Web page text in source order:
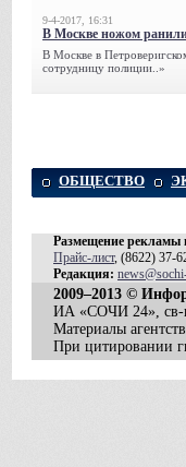
9-4-2017, 16:31
В Москве ножом
В Москве в
сотрудницу полиции..»
ОБЩЕСТВО
Размещение
Прайс-лист, (8622) 37-
Редакция:
2009–2013 ©
ИА «СОЧИ 24»,
Материалы
При цитировании